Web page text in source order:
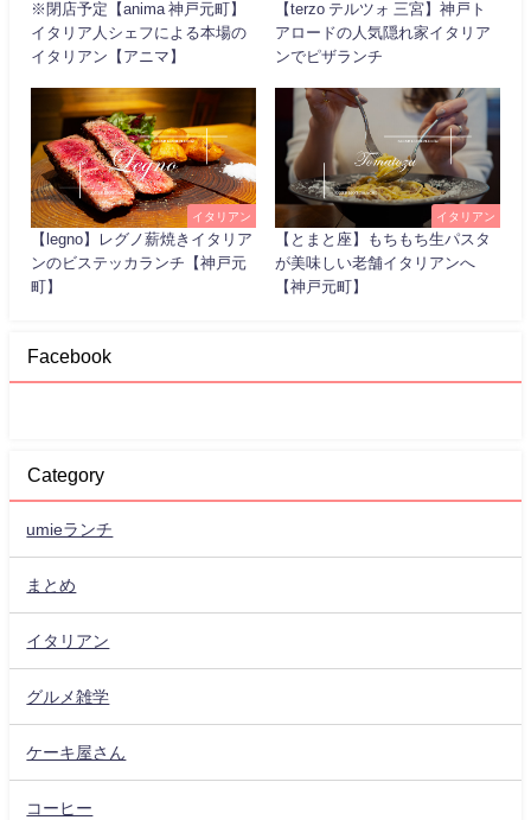
※閉店予定【anima 神戸元町】
イタリア人シェフによる本場の
イタリアン【アニマ】
【terzo テルツォ 三宮】神戸ト
アロードの人気隠れ家イタリア
ンでピザランチ
イタリアン
【legno】レグノ薪焼きイタリア
ンのビステッカランチ【神戸元
町】
イタリアン
【とまと座】もちもち生パスタ
が美味しい老舗イタリアンへ
【神戸元町】
Facebook
Category
umieランチ
まとめ
イタリアン
グルメ雑学
ケーキ屋さん
コーヒー